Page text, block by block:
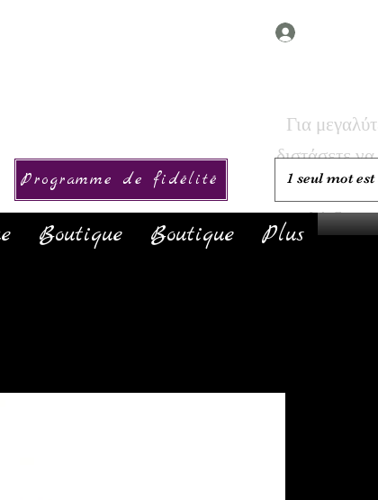
Programme de fidélité
Boutique Boutique Plus
Για
διστάσετε
την
ελέγξετε